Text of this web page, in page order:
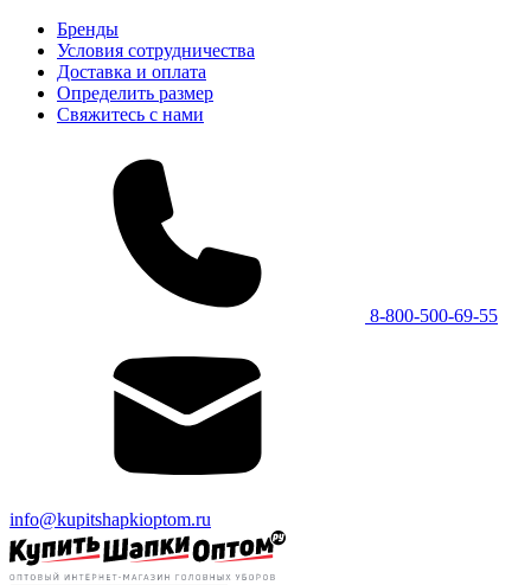
Бренды
Условия сотрудничества
Доставка и оплата
Определить размер
Свяжитесь с нами
8-800-500-69-55
info@kupitshapkioptom.ru